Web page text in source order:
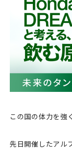
この国の体力を強
先日開催したアル